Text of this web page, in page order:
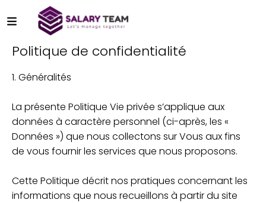
Politique de confidentialité
1. Généralités
La présente Politique Vie privée s’applique aux
données à caractère personnel (ci-après, les «
Données ») que nous collectons sur Vous aux fins
de vous fournir les services que nous proposons.
Cette Politique décrit nos pratiques concernant les
informations que nous recueillons à partir du site